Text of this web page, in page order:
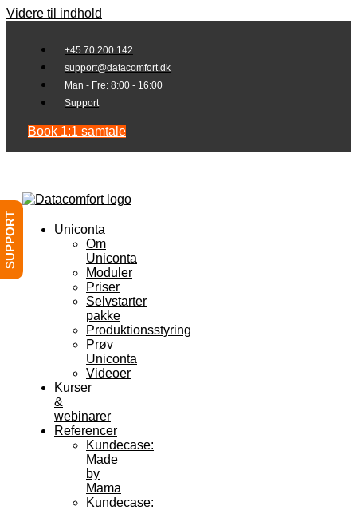
Videre til indhold
+45 70 200 142
support@datacomfort.dk
Man - Fre: 8:00 - 16:00
Support
Book 1:1 samtale
Uniconta
Om
Uniconta
Moduler
Priser
Selvstarter
pakke
Produktionsstyring
Prøv
Uniconta
Videoer
Kurser
&
webinarer
Referencer
Kundecase:
Made
by
Mama
Kundecase:
SUPPORT